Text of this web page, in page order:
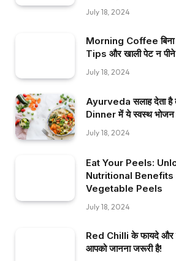
July 18, 2024
Morning Coffee
Tips और खाली पेट न
July 18, 2024
Ayurveda सलाह देता है
Dinner में ये स्वस्थ
July 18, 2024
Eat Your Peels:
Nutritional
Vegetable Peels
July 18, 2024
Red Chilli के फायदे और
आपको जानना जरूरी है!